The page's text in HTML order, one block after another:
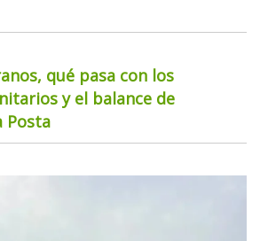
qué pasa con los
y el balance de
Posta